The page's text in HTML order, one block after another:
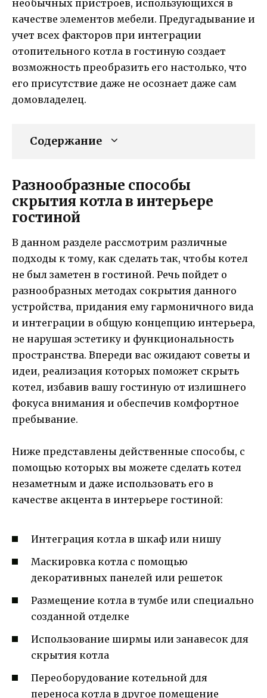
необычных пристроев, использующихся в
качестве элементов мебели. Предугадывание и
учет всех факторов при интеграции
отопительного котла в гостиную создает
возможность преобразить его настолько, что
его присутствие даже не осознает даже сам
домовладелец.
Содержание
Разнообразные способы
скрытия котла в интерьере
гостиной
В данном разделе рассмотрим различные
подходы к тому, как сделать так, чтобы котел
не был заметен в гостиной. Речь пойдет о
разнообразных методах сокрытия данного
устройства, придания ему гармоничного вида
и интеграции в общую концепцию интерьера,
не нарушая эстетику и функциональность
пространства. Впереди вас ожидают советы и
идеи, реализация которых поможет скрыть
котел, избавив вашу гостиную от излишнего
фокуса внимания и обеспечив комфортное
пребывание.
Ниже представлены действенные способы, с
помощью которых вы можете сделать котел
незаметным и даже использовать его в
качестве акцента в интерьере гостиной:
Интеграция котла в шкаф или нишу
Маскировка котла с помощью
декоративных панелей или решеток
Размещение котла в тумбе или специально
созданной отделке
Использование ширмы или занавесок для
скрытия котла
Переоборудование котельной для
переноса котла в другое помещение